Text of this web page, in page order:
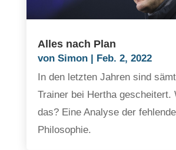
Alles nach Plan
von Simon| Feb. 2, 2022
In den letzten Jahren sind
Trainer bei Hertha gescheitert.
das? Eine Analyse der
Philosophie.